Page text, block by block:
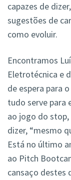
capazes de
sugestões de
como evoluir.
Encontramos
Eletrotécnica e
de espera para
tudo serve para
ao jogo do
dizer, “mesmo
Está no último
ao Pitch
cansaço destes